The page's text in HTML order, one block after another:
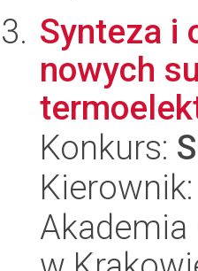
Synteza i
nowych
Konkurs:
Akademia